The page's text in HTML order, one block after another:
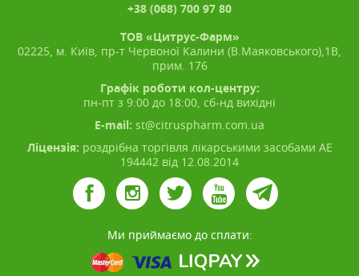
+38 (068) 700 97 80
ТОВ «Цитрус-Фарм»
02225, м. Київ, пр-т Червоної Калини (В.Маяковського),1В,
прим. 176
Графік роботи кол-центру:
пн-пт з 9:00 до 18:00, сб-нд вихідні
E-mail: st@citruspharm.com.ua
Ліцензія: роздрібна торгівля лікарськими засобами АЕ
194442 від 12.08.2014
Ми приймаємо до сплати: